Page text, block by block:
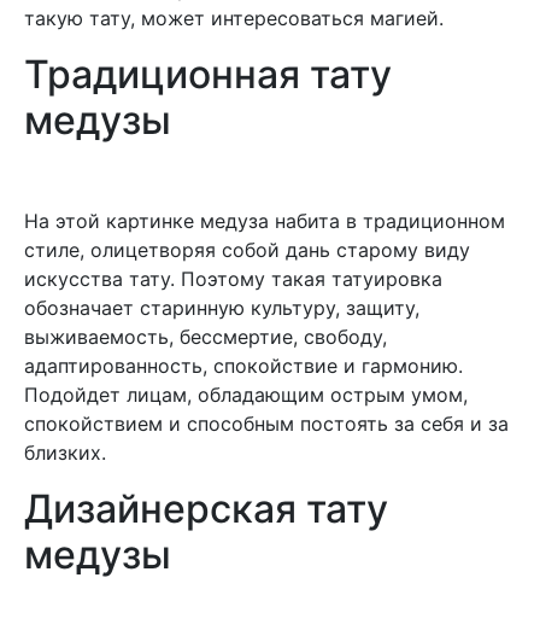
такую тату, может интересоваться магией.
Традиционная тату
медузы
На этой картинке медуза набита в традиционном
стиле, олицетворяя собой дань старому виду
искусства тату. Поэтому такая татуировка
обозначает старинную культуру, защиту,
выживаемость, бессмертие, свободу,
адаптированность, спокойствие и гармонию.
Подойдет лицам, обладающим острым умом,
спокойствием и способным постоять за себя и за
близких.
Дизайнерская тату
медузы